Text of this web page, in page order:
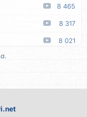
05.08
05.08
05.08
8 465
8 317
8 021